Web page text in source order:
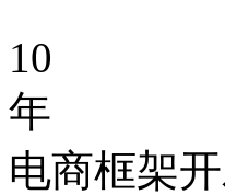
10
年
电商框架